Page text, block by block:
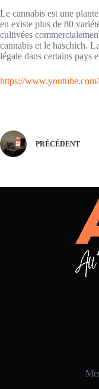
Le cannabis est une
en existe plus de 80
cultivées
cannabis et le haschich.
légale dans certains pays
https://
PRÉCÉDENT